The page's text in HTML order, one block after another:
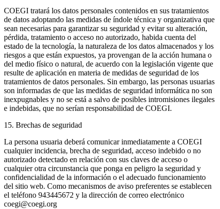
COEGI tratará los datos personales contenidos en sus tratamientos
de datos adoptando las medidas de índole técnica y organizativa que
sean necesarias para garantizar su seguridad y evitar su alteración,
pérdida, tratamiento o acceso no autorizado, habida cuenta del
estado de la tecnología, la naturaleza de los datos almacenados y los
riesgos a que están expuestos, ya provengan de la acción humana o
del medio físico o natural, de acuerdo con la legislación vigente que
resulte de aplicación en materia de medidas de seguridad de los
tratamientos de datos personales. Sin embargo, las personas usuarias
son informadas de que las medidas de seguridad informática no son
inexpugnables y no se está a salvo de posibles intromisiones ilegales
e indebidas, que no serían responsabilidad de COEGI.
15. Brechas de seguridad
La persona usuaria deberá comunicar inmediatamente a COEGI
cualquier incidencia, brecha de seguridad, acceso indebido o no
autorizado detectado en relación con sus claves de acceso o
cualquier otra circunstancia que ponga en peligro la seguridad y
confidencialidad de la información o el adecuado funcionamiento
del sitio web. Como mecanismos de aviso preferentes se establecen
el teléfono 943445672 y la dirección de correo electrónico
coegi@coegi.org